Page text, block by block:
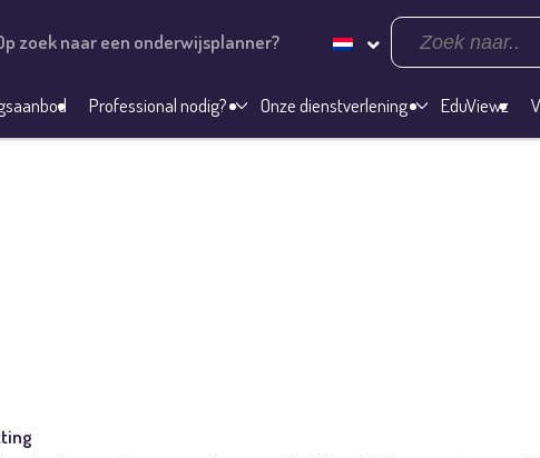
zoek naar een onderwijsplanner?
Professional nodig? Onze dienstverlening EduViewz